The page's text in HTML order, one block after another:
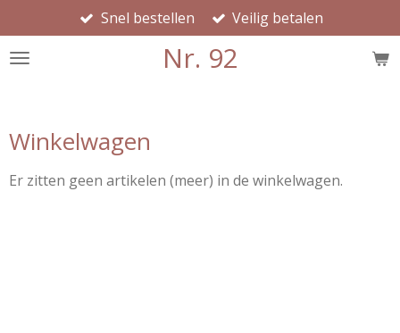
direct
naar
Nr. 92
Snel bestellen Veilig betalen
Winkelwagen
Er zitten geen artikelen (meer) in de winkelwagen.